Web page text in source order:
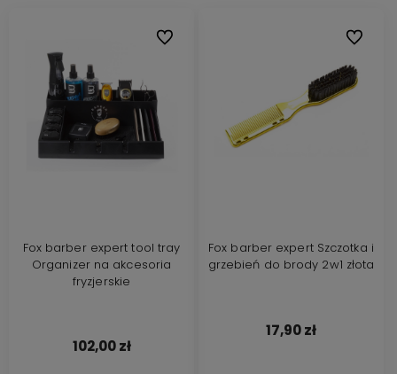
Fox barber expert tool tray
Organizer na akcesoria
fryzjerskie
102,00 zł
Do ulubionych
Fox barber expert Szczotka i
grzebień do brody 2w1 złota
17,90 zł
Do